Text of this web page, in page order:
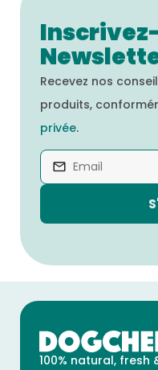
Recevez nos
produits,
privée.
100% natural,